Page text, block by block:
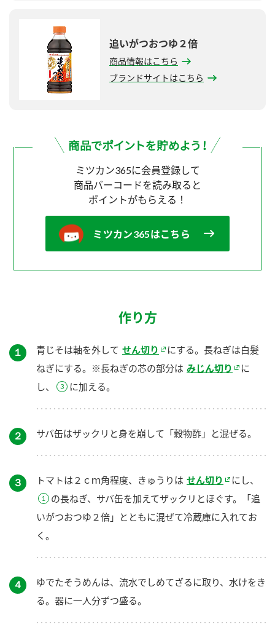
追いがつおつゆ２倍
商品情報はこちら
ブランドサイトはこちら
ミツカン365に会員登録して
商品バーコードを読み取ると
ポイントがもらえる！
ミツカン365はこちら
作り方
１ 青じそは軸を外して せん切り
にする。長ねぎは白髪
ねぎにする。※長ねぎの芯の部分は みじん切り
に
し、
に加える。
２ サバ缶はザックリと身を崩して「穀物酢」と混ぜる。
３ トマトは２ｃｍ角程度、きゅうりは せん切り
にし、
の長ねぎ、サバ缶を加えてザックリとほぐす。「追
いがつおつゆ２倍」とともに混ぜて冷蔵庫に入れてお
く。
４
ゆでたそうめんは、流水でしめてざるに取り、水けをき
る。器に一人分ずつ盛る。